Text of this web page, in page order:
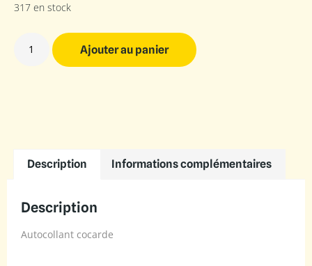
317 en stock
Ajouter au panier
Description Informations complémentaires
Description
Autocollant cocarde